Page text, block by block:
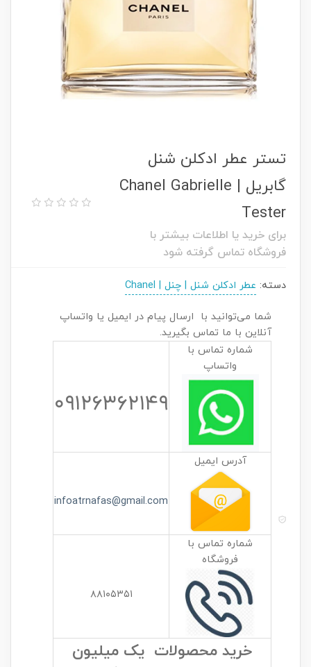
تستر عطر ادکلن شنل
گابریل | Chanel Gabrielle
Tester
برای خرید یا اطلاعات بیشتر با
فروشگاه تماس گرفته شود
دسته: عطر ادکلن شنل | چنل | Chanel
شما می‌توانید با ارسال پیام در ایمیل یا واتساپ
آنلاین با ما تماس بگیرید.
شماره تماس با
واتساپ
۰۹۱۲۶۳۶۲۱۴۹
آدرس ایمیل
infoatrnafas@gmail.com
شماره تماس با
فروشگاه
۸۸۱۰۵۳۵۱
خرید محصولات یک میلیون